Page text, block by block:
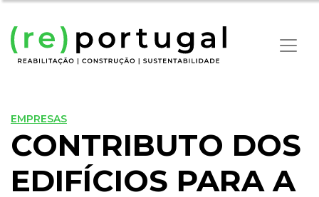
EMPRESAS
CONTRIBUTO DOS
EDIFÍCIOS PARA A